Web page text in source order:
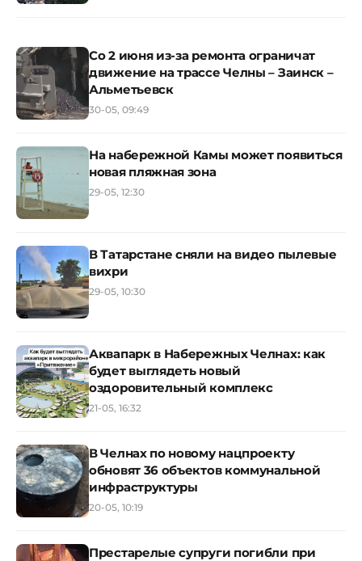
Со 2 июня из-за ремонта ограничат
движение на трассе Челны – Заинск –
Альметьевск
30-05, 09:49
На набережной Камы может появиться
новая пляжная зона
29-05, 12:30
В Татарстане сняли на видео пылевые
вихри
29-05, 10:30
Аквапарк в Набережных Челнах: как
будет выглядеть новый
оздоровительный комплекс
21-05, 16:32
В Челнах по новому нацпроекту
обновят 36 объектов коммунальной
инфраструктуры
20-05, 10:19
Престарелые супруги погибли при